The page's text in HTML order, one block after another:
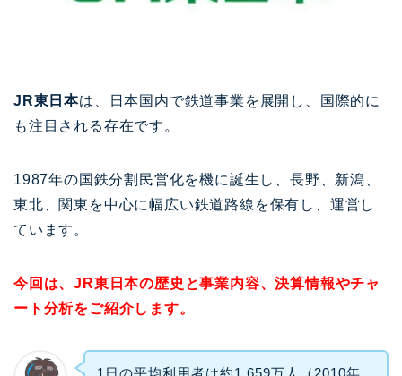
JR東日本は、日本国内で鉄道事業を展開し、国際的に
も注目される存在です。
1987年の国鉄分割民営化を機に誕生し、長野、新潟、
東北、関東を中心に幅広い鉄道路線を保有し、運営し
ています。
今回は、JR東日本の歴史と事業内容、決算情報やチャ
ート分析をご紹介します。